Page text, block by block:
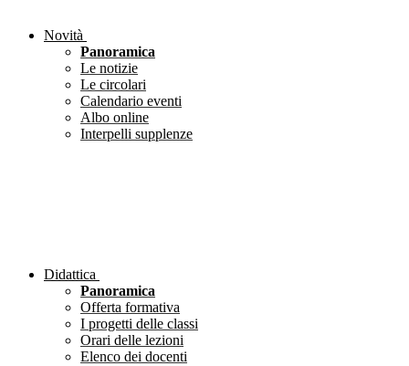
Novità
Panoramica
Le notizie
Le circolari
Calendario eventi
Albo online
Interpelli supplenze
Didattica
Panoramica
Offerta formativa
I progetti delle classi
Orari delle lezioni
Elenco dei docenti